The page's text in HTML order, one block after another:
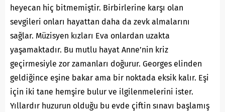
heyecan hiç bitmemiştir. Birbirlerine karşı olan
sevgileri onları hayattan daha da zevk almalarını
sağlar. Müzisyen kızları Eva onlardan uzakta
yaşamaktadır. Bu mutlu hayat Anne’nin kriz
geçirmesiyle zor zamanları doğurur. Georges elinden
geldiğince eşine bakar ama bir noktada eksik kalır. Eşi
için iki tane hemşire bulur ve ilgilenmelerini ister.
Yıllardır huzurun olduğu bu evde çiftin sınavı başlamış